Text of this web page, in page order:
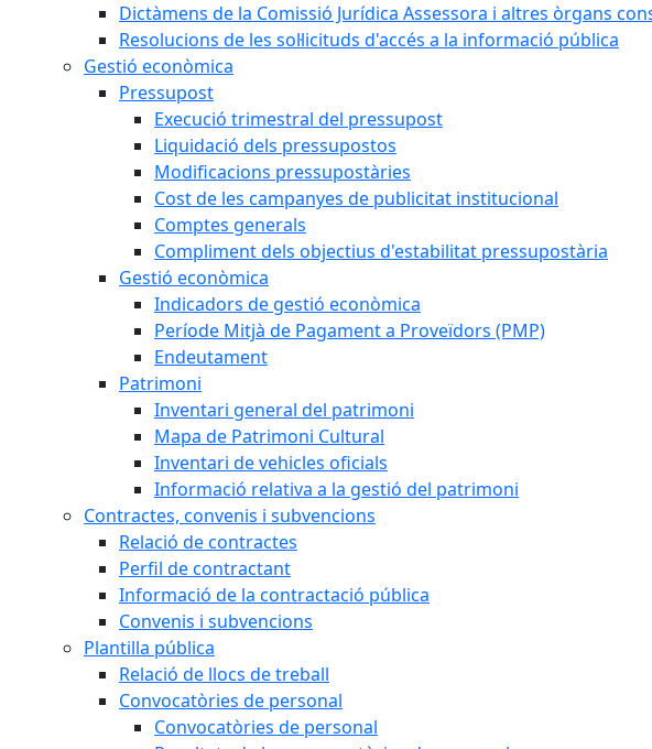
Dictàmens de la Comissió Jurídica Assessora i altres òrgans
Resolucions de les sol·licituds d'accés a la informació pública
Gestió econòmica
Pressupost
Execució trimestral del pressupost
Liquidació dels pressupostos
Modificacions pressupostàries
Cost de les campanyes de publicitat institucional
Comptes generals
Compliment dels objectius d'estabilitat pressupostària
Gestió econòmica
Indicadors de gestió econòmica
Període Mitjà de Pagament a Proveïdors (PMP)
Endeutament
Patrimoni
Inventari general del patrimoni
Mapa de Patrimoni Cultural
Inventari de vehicles oficials
Informació relativa a la gestió del patrimoni
Contractes, convenis i subvencions
Relació de contractes
Perfil de contractant
Informació de la contractació pública
Convenis i subvencions
Plantilla pública
Relació de llocs de treball
Convocatòries de personal
Convocatòries de personal